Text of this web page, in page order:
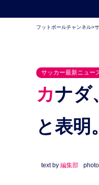
フットボールチャンネル>
サッカー最新ニュー
カナダ、東京五輪今夏開催なら選手派遣ボイコット
と表明
text by 編集部